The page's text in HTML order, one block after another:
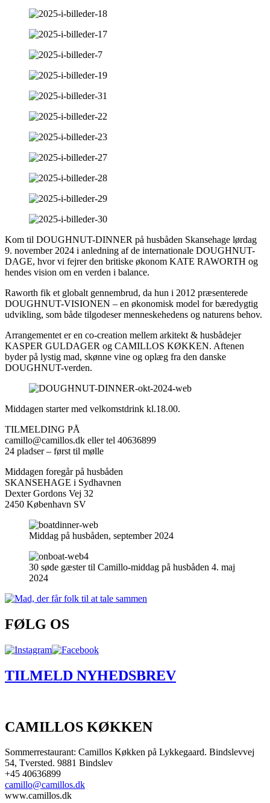
Kom til DOUGHNUT-DINNER på husbåden Skansehage lørdag
9. november 2024 i anledning af de internationale DOUGHNUT-
DAGE, hvor vi fejrer den britiske økonom KATE RAWORTH og
hendes vision om en verden i ­balance.­
Raworth­ fik­ et­ globalt­ gennembrud,­ da­ hun­ i­ 2012­ præsenterede
DOUGHNUT-VISIONEN – en økonomisk model for bæredygtig
udvikling, som både tilgodeser menneskehedens og naturens behov.
Arrangementet er en co-creation mellem arkitekt & husbådejer
KASPER GULDAGER og CAMILLOS KØKKEN. Aftenen
byder på lystig mad, skønne vine og oplæg fra den danske
DOUGHNUT-verden.
Middagen­ starter­ med­ velkomstdrink­ kl.­18.00.­
TILMELDING PÅ
camillo@camillos.dk­ eller­ tel­ 40636899
24­ pladser­ –­ først­ til­ mølle
Middagen foregår på husbåden
SKANSEHAGE i Sydhavnen
Dexter­ Gordons­ Vej­ 32
2450­ København­ SV
Middag på husbåden, september 2024
30 søde gæster til Camillo-middag på husbåden 4. maj
2024
FØLG OS
TILMELD NYHEDSBREV
CAMILLOS KØKKEN
Sommerrestaurant: Camillos Køkken på Lykkegaard. Bindslevvej
54, Tversted. 9881 Bindslev
+45 40636899
camillo@camillos.dk
www.camillos.dk